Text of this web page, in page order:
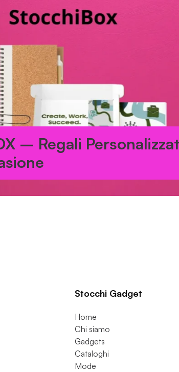
– Regali
Stocchi Gadget
Home
Chi siamo
Gadgets
Cataloghi
Mode